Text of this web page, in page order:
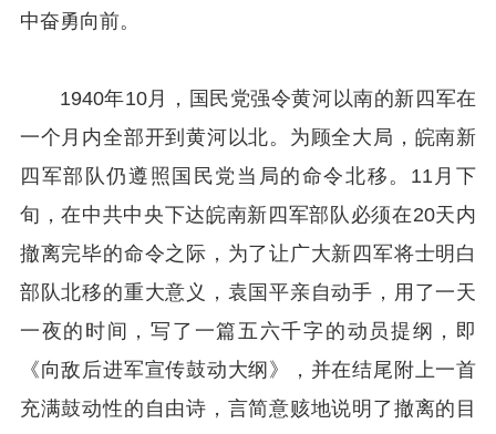
中奋勇向前。
1940年10月，国民党强令黄河以南的新四军在
一个月内全部开到黄河以北。为顾全大局，皖南新
四军部队仍遵照国民党当局的命令北移。11月下
旬，在中共中央下达皖南新四军部队必须在20天内
撤离完毕的命令之际，为了让广大新四军将士明白
部队北移的重大意义，袁国平亲自动手，用了一天
一夜的时间，写了一篇五六千字的动员提纲，即
《向敌后进军宣传鼓动大纲》，并在结尾附上一首
充满鼓动性的自由诗，言简意赅地说明了撤离的目